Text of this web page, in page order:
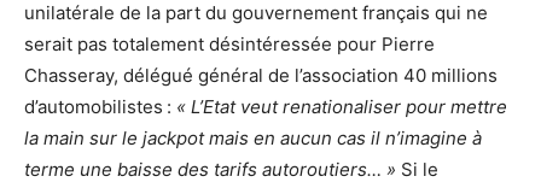
unilatérale de la part du gouvernement français qui ne
serait pas totalement désintéressée pour Pierre
Chasseray, délégué général de l’association 40 millions
d’automobilistes : « L’Etat veut renationaliser pour mettre
la main sur le jackpot mais en aucun cas il n’imagine à
terme une baisse des tarifs autoroutiers… » Si le